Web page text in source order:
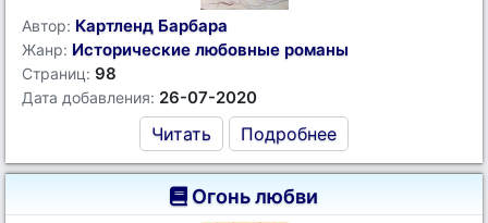
Автор: Картленд Барбара
Жанр: Исторические любовные романы
Страниц: 98
Дата добавления: 26-07-2020
Читать Подробнее
Огонь любви